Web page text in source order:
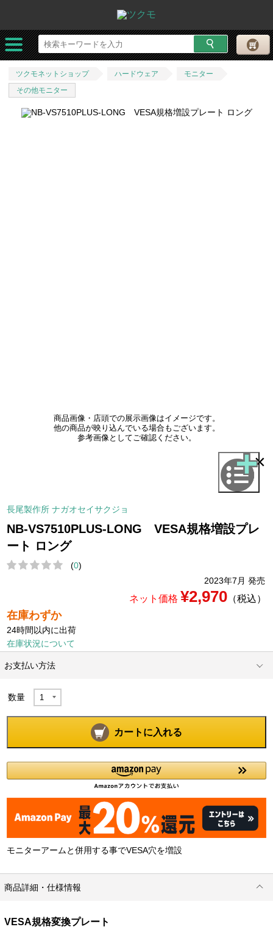
ツクモネットショップ ハードウェア
モニター
その他モニター
商品画像・店頭での展示画像はイメージです。
他の商品が映り込んでいる場合もございます。
参考画像としてご確認ください。
×
長尾製作所 ナガオセイサクジョ
NB-VS7510PLUS-LONG VESA規格増設プレ
ート ロング
(0)
2023年7月 発売
ネット価格 ¥2,970（税込）
在庫わずか
24時間以内に出荷
在庫状況について
お支払い方法
数量
カートに入れる
モニターアームと併用する事でVESA穴を増設
商品詳細・仕様情報
VESA規格変換プレート